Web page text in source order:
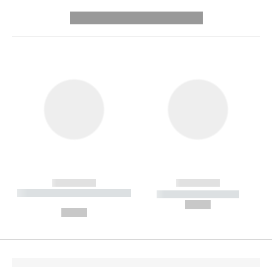
------------
----------- ----------- --------
------------
----------- -----------